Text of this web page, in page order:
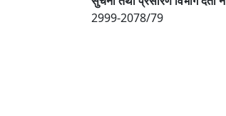
2999-2078/79